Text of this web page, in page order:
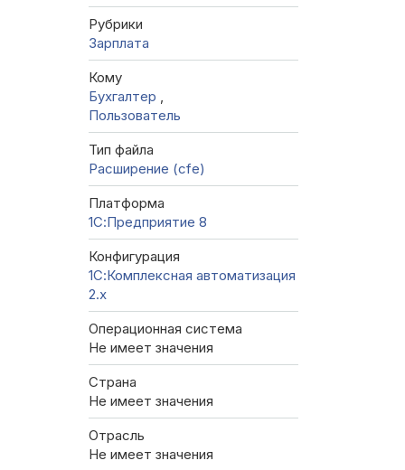
Рубрики
Зарплата
Кому
Бухгалтер ,
Пользователь
Тип файла
Расширение (cfe)
Платформа
1С:Предприятие 8
Конфигурация
1С:Комплексная автоматизация
2.х
Операционная система
Не имеет значения
Страна
Не имеет значения
Отрасль
Не имеет значения